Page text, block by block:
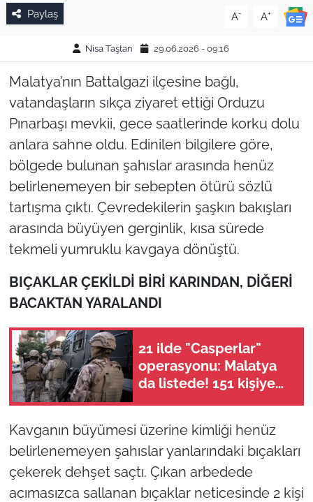
Paylaş A- A+
Nisa Taştan 29.06.2026 - 09:16
Malatya’nın Battalgazi ilçesine bağlı,
vatandaşların sıkça ziyaret ettiği Orduzu
Pınarbaşı mevkii, gece saatlerinde korku dolu
anlara sahne oldu. Edinilen bilgilere göre,
bölgede bulunan şahıslar arasında henüz
belirlenemeyen bir sebepten ötürü sözlü
tartışma çıktı. Çevredekilerin şaşkın bakışları
arasında büyüyen gerginlik, kısa sürede
tekmeli yumruklu kavgaya dönüştü.
BIÇAKLAR ÇEKİLDİ BİRİ KARINDAN, DİĞERİ
BACAKTAN YARALANDI
21 ilde "Casperlar"
operasyonu: Malatya
da listede! 151 kişiye
Kavganın büyümesi üzerine kimliği henüz
belirlenemeyen şahıslar yanlarındaki bıçakları
çekerek dehşet saçtı. Çıkan arbedede
acımasızca sallanan bıçaklar neticesinde 2 kişi